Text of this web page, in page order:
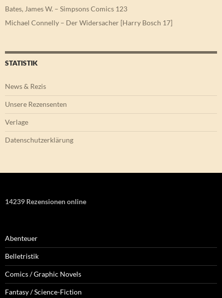
Bates, James W. – Simpsons Comics 123
Michael Connelly – Der Widersacher [Harry Bosch 17]
STATISTIK
News & Rezis
Unsere Rezensenten
Verlage
Datenschutzerklärung
14239 Rezensionen online
Abenteuer
Belletristik
Comics / Graphic Novels
Fantasy / Science-Fiction